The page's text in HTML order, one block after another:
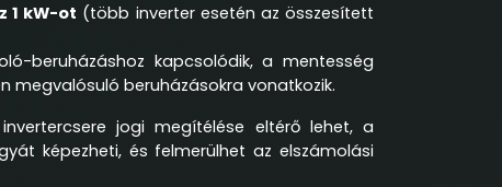
1 kW-ot (több inverter esetén az összesített
beruházáshoz kapcsolódik, a mentesség
megvalósuló beruházásokra vonatkozik.
jogi megítélése eltérő lehet, a
képezheti, és felmerülhet az elszámolási